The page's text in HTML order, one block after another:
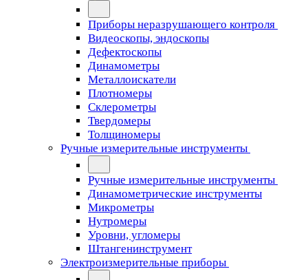
Приборы неразрушающего контроля
Видеоскопы, эндоскопы
Дефектоскопы
Динамометры
Металлоискатели
Плотномеры
Склерометры
Твердомеры
Толщиномеры
Ручные измерительные инструменты
Ручные измерительные инструменты
Динамометрические инструменты
Микрометры
Нутромеры
Уровни, угломеры
Штангенинструмент
Электроизмерительные приборы